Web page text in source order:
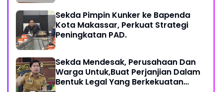
Sekda Pimpin Kunker ke Bapenda
Kota Makassar, Perkuat Strategi
Peningkatan PAD.
Sekda Mendesak, Perusahaan Dan
Warga Untuk,Buat Perjanjian Dalam
Bentuk Legal Yang Berkekuatan